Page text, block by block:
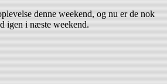
denne weekend, og nu er de nok
igen i næste weekend.